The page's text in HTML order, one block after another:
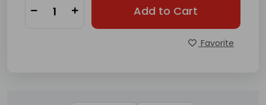
Add to Cart
Favorite